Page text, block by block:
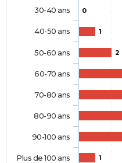
0
1
2
1
30-40 ans
40-50 ans
50-60 ans
60-70 ans
70-80 ans
80-90 ans
90-100 ans
Plus de 100 ans